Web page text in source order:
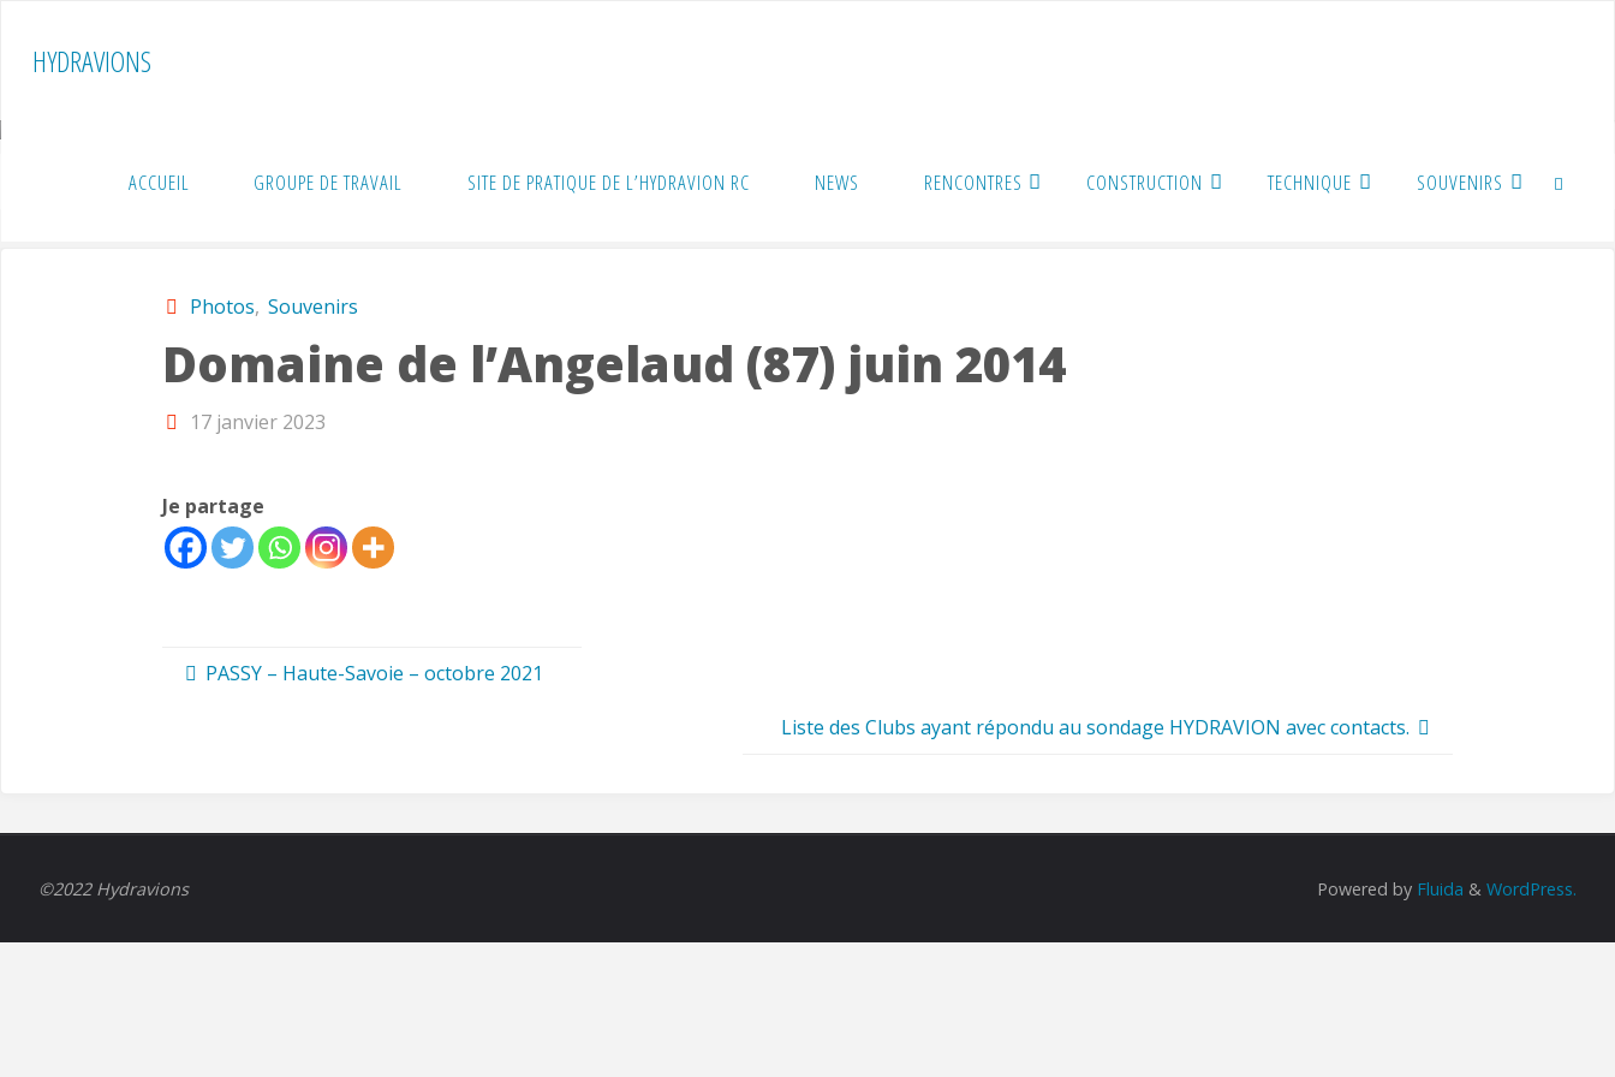
HYDRAVIONS
ACCUEIL GROUPE DE TRAVAIL SITE DE PRATIQUE DE L’HYDRAVION RC NEWS RENCONTRES CONSTRUCTION TECHNIQUE SOUVENIRS
Home Souvenirs Photos Domaine de l’Angelaud (87) juin 2014
Photos, Souvenirs
Domaine de l’Angelaud (87) juin 2014
17 janvier 2023
Je partage
PASSY – Haute-Savoie – octobre 2021
Liste des Clubs ayant répondu au sondage HYDRAVION avec contacts.
©2022 Hydravions Powered by Fluida & WordPress.